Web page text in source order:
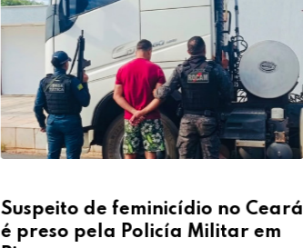
Suspeito de feminicídio no Ceará
é preso pela Policía Militar em